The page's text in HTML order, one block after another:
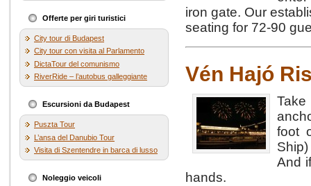
Offerte per giri turistici
City tour di Budapest
City tour con visita al Parlamento
DictaTour del comunismo
RiverRide – l’autobus galleggiante
Escursioni da Budapest
Puszta Tour
L’ansa del Danubio Tour
Visita di Szentendre in barca di lusso
Noleggio veicoli
iron gate. Our
seating for 72-90
Vén Hajó
foot
And
hands.